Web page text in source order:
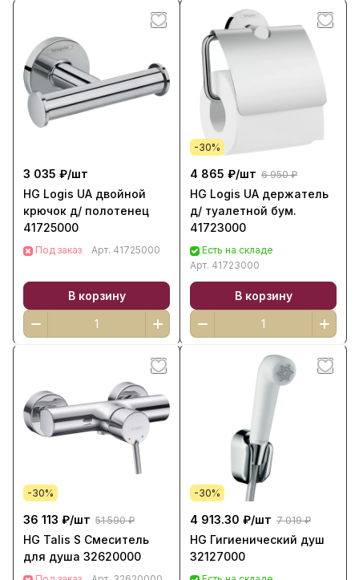
3 035 ₽/шт
HG Logis UA двойной
крючок д/ полотенец
41725000
Под заказ Арт. 41725000
В корзину
-30%
4 865 ₽/шт 6 950 ₽
HG Logis UA держатель
д/ туалетной бум.
41723000
Есть на складе
Арт. 41723000
В корзину
-30%
36 113 ₽/шт 51 590 ₽
HG Talis S Смеситель
для душа 32620000
-30%
4 913.30 ₽/шт 7 019 ₽
HG Гигиенический душ
32127000